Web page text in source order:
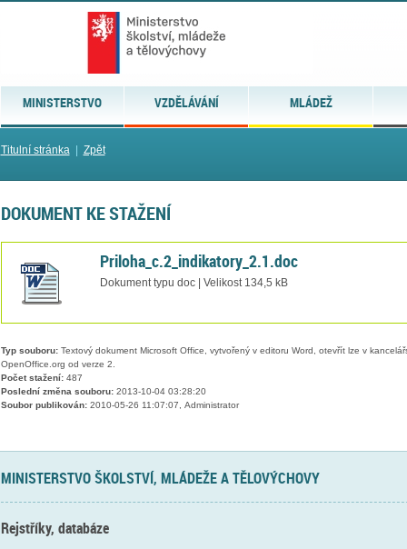
MINISTERSTVO VZDĚLÁVÁNÍ MLÁDEŽ
Titulní stránka| Zpět
DOKUMENT KE STAŽENÍ
Priloha_c.2_indikatory_2.1.doc
Dokument typu doc | Velikost 134,5 kB
Typ souboru:Textový dokument Microsoft Office, vytvořený v editoru Word, otevřít lze v
OpenOffice.org od verze 2.
Počet stažení:487
Poslední změna souboru:2013-10-04 03:28:20
Soubor publikován:2010-05-26 11:07:07, Administrator
MINISTERSTVO ŠKOLSTVÍ, MLÁDEŽE A TĚLOVÝCHOVY
Rejstříky, databáze